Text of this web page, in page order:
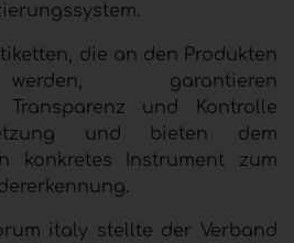
die an den Produkten
garantieren
Transparenz und Kontrolle
und bieten dem
konkretes Instrument zum
italy stellte der Verband